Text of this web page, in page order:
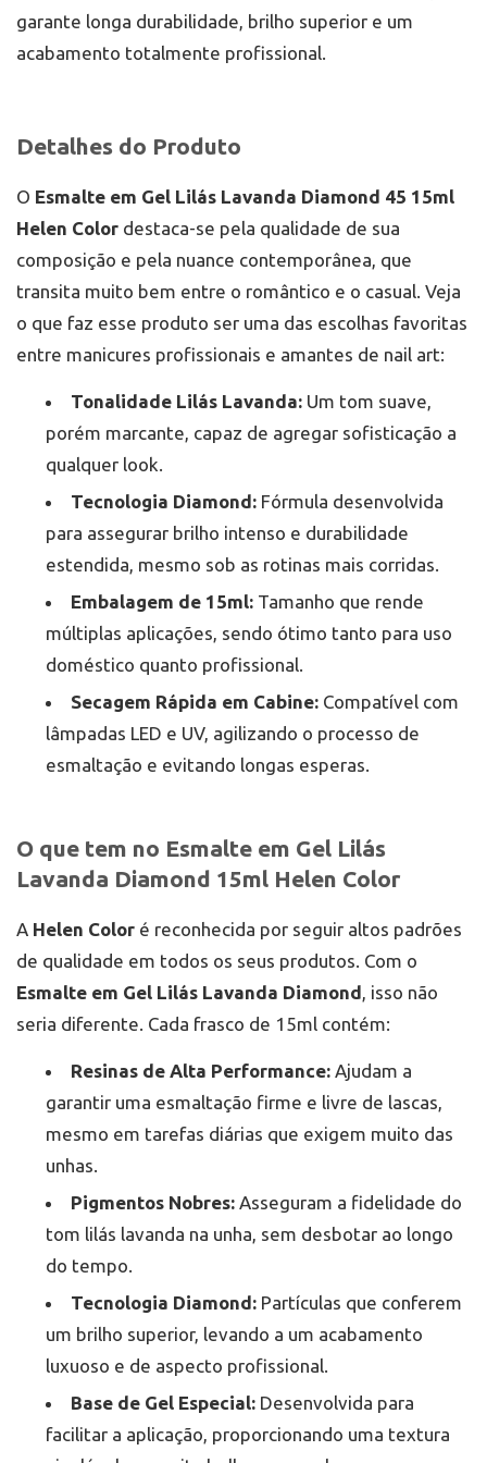
as unhas.
Proteção das Mãos:
Ao lidar com produtos de
limpeza agressivos, use luvas para preservar a
garante longa durabilidade, brilho superior e um
acabamento totalmente profissional.
Detalhes do Produto
O Esmalte em Gel Lilás Lavanda Diamond 45 15ml
Helen Color destaca-se pela qualidade de sua
composição e pela nuance contemporânea, que
transita muito bem entre o romântico e o casual. Veja
o que faz esse produto ser uma das escolhas favoritas
entre manicures profissionais e amantes de nail art:
Tonalidade Lilás Lavanda: Um tom suave,
porém marcante, capaz de agregar sofisticação a
qualquer look.
Tecnologia Diamond: Fórmula desenvolvida
para assegurar brilho intenso e durabilidade
estendida, mesmo sob as rotinas mais corridas.
Embalagem de 15ml: Tamanho que rende
múltiplas aplicações, sendo ótimo tanto para uso
doméstico quanto profissional.
Secagem Rápida em Cabine: Compatível com
lâmpadas LED e UV, agilizando o processo de
esmaltação e evitando longas esperas.
O que tem no Esmalte em Gel Lilás
Lavanda Diamond 15ml Helen Color
A Helen Color é reconhecida por seguir altos padrões
de qualidade em todos os seus produtos. Com o
Esmalte em Gel Lilás Lavanda Diamond, isso não
seria diferente. Cada frasco de 15ml contém:
Resinas de Alta Performance: Ajudam a
garantir uma esmaltação firme e livre de lascas,
mesmo em tarefas diárias que exigem muito das
unhas.
Pigmentos Nobres: Asseguram a fidelidade do
tom lilás lavanda na unha, sem desbotar ao longo
do tempo.
Tecnologia Diamond: Partículas que conferem
um brilho superior, levando a um acabamento
luxuoso e de aspecto profissional.
Base de Gel Especial: Desenvolvida para
facilitar a aplicação, proporcionando uma textura